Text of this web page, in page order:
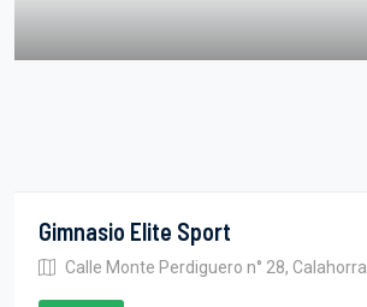
Gimnasio Elite Sport
Calle Monte Perdiguero n° 28, Calahorra